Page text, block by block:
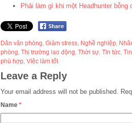
Phải làm gì khi một Headhunter bỗng
Dân văn phòng, Giảm stress, Nghề nghiệp,
phòng, Thị trường lao động, Thời sự, Tin tức,
phù hợp, Việc làm tốt
Leave a Reply
Your email address will not be published.
Name *